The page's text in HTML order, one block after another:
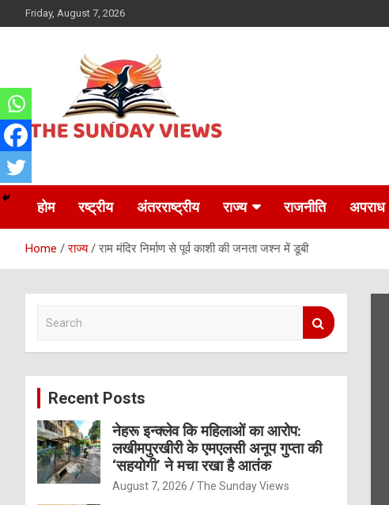
to
Friday, August 7, 2026
The Sunday views
होम रष्ट्रीय अंतरराष्ट्रीय राज्य राजनीति अपराध
Home राज्य राम मंदिर निर्माण से पूर्व काशी की जनता जश्न में डूबी
c
Recent Posts
नेहरू इन्क्लेव कि महिलाओं का आरोप:
लखीमपुरखीरी के एमएलसी अनूप गुप्ता की
‘सहयोगी’ ने मचा रखा है आतंक
August 7, 2026 The Sunday Views